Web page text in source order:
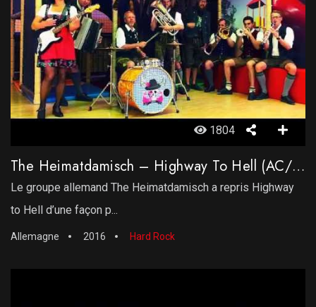
1804
The Heimatdamisch – Highway To Hell (AC/DC)
Le groupe allemand The Heimatdamisch a repris Highway
to Hell d’une façon p...
Allemagne 2016 Hard Rock